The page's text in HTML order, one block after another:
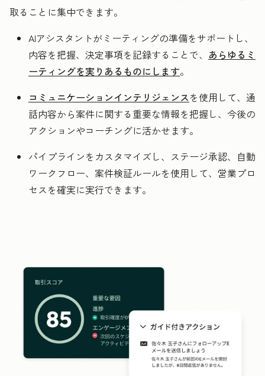
取ることに集中できます。
AIアシスタントがミーティングの準備をサポートし、
内容を把握、決定事項を記録することで、 あらゆるミ
ーティングを実りあるものにします。
コミュニケーションインテリジェンスを使用して、通
話内容から案件に関する重要な情報を把握し、今後の
アクションやコーチングに活かせます。
パイプラインをカスタマイズし、ステージ承認、自動
ワークフロー、案件検証ルールを使用して、営業プロ
セスを確実に実行できます。